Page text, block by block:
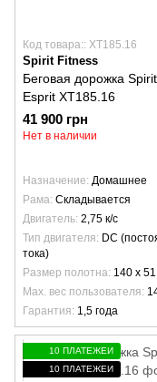
Код товара:: XT185.16
Spirit Fitness
Беговая дорожка Spirit
Esprit XT185.16
41 900 грн
Нет в наличии
Назначение Домашнее
Рама Складывается
Двигатель 2,75 к/с
Тип двигателя
DC
тока)
Размер полотна 140 х
Max. вес пользователя
Гарантия 1,5 года
10 ПЛАТЕЖЕЙ
10 ПЛАТЕЖЕЙ